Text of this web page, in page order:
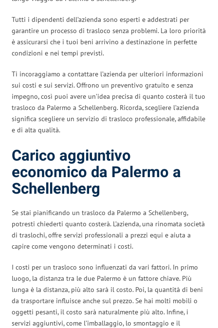
Tutti i dipendenti dell’azienda sono esperti e addestrati per
garantire un processo di trasloco senza problemi. La loro priorità
è assicurarsi che i tuoi beni arrivino a destinazione in perfette
condizioni e nei tempi previsti.
Ti incoraggiamo a contattare l’azienda per ulteriori informazioni
sui costi e sui servizi. Offrono un preventivo gratuito e senza
impegno, così puoi avere un’idea precisa di quanto costerà il tuo
trasloco da Palermo a Schellenberg. Ricorda, scegliere l’azienda
significa scegliere un servizio di trasloco professionale, affidabile
e di alta qualità.
Carico aggiuntivo
economico da Palermo a
Schellenberg
Se stai pianificando un trasloco da Palermo a Schellenberg,
potresti chiederti quanto costerà. L’azienda, una rinomata società
di traslochi, offre servizi professionali a prezzi equi e aiuta a
capire come vengono determinati i costi.
I costi per un trasloco sono influenzati da vari fattori. In primo
luogo, la distanza tra le due Palermo è un fattore chiave. Più
lunga è la distanza, più alto sarà il costo. Poi, la quantità di beni
da trasportare influisce anche sul prezzo. Se hai molti mobili o
oggetti pesanti, il costo sarà naturalmente più alto. Infine, i
servizi aggiuntivi, come l’imballaggio, lo smontaggio e il